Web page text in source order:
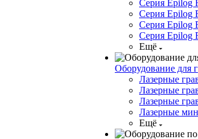
Серия Epilog
Серия Epilog
Серия Epilog
Серия Epilog
Ещё
Оборудование для
Лазерные
Лазерные
Лазерные
Лазерные
Ещё